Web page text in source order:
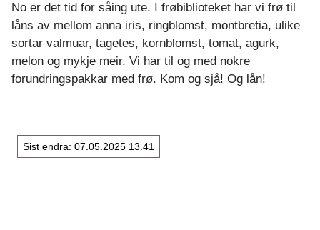
r
t
o
No er det tid for såing ute. I frøbiblioteket har vi frø til
låns av mellom anna iris, ringblomst, montbretia, ulike
sortar valmuar, tagetes, kornblomst, tomat, agurk,
melon og mykje meir. Vi har til og med nokre
forundringspakkar med frø. Kom og sjå! Og lån!
Sist endra 07.05.2025 13.41